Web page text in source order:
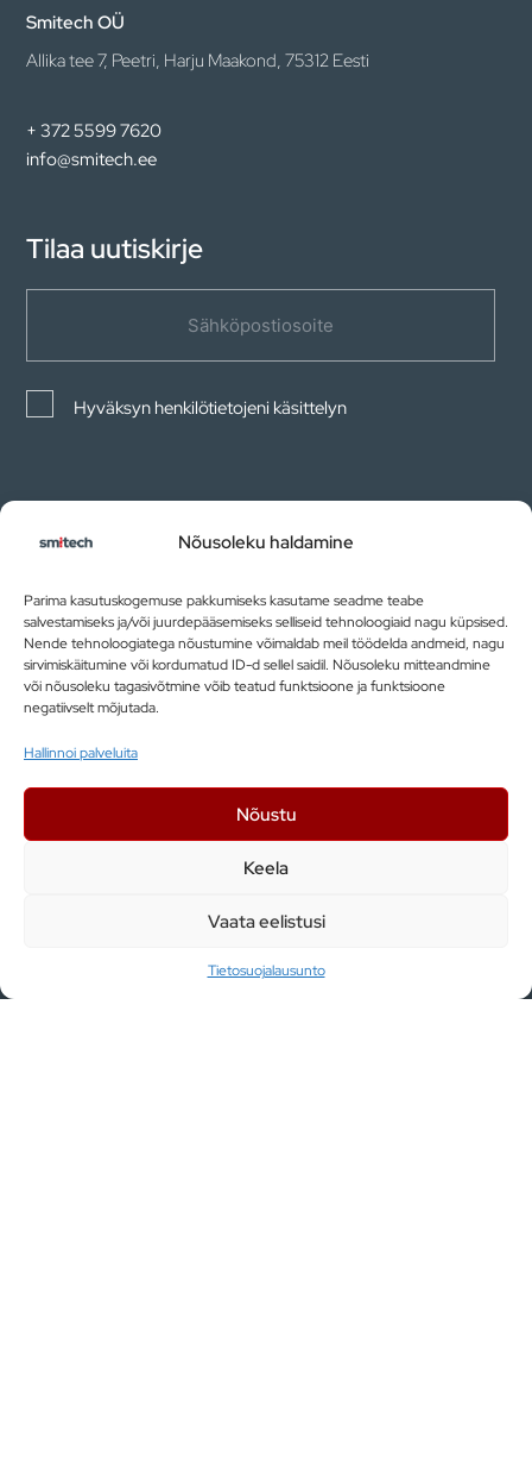
Nõusoleku haldamine
Parima kasutuskogemuse pakkumiseks kasutame seadme teabe
salvestamiseks ja/või juurdepääsemiseks selliseid tehnoloogiaid nagu küpsised.
Nende tehnoloogiatega nõustumine võimaldab meil töödelda andmeid, nagu
sirvimiskäitumine või kordumatud ID-d sellel saidil. Nõusoleku mitteandmine
või nõusoleku tagasivõtmine võib teatud funktsioone ja funktsioone
negatiivselt mõjutada.
Hallinnoi palveluita
Nõustu
Keela
Vaata eelistusi
Tietosuojalausunto
Smitech OÜ
Allika tee 7, Peetri, Harju Maakond, 75312 Eesti
+ 372 5599 7620
info@smitech.ee
Tilaa uutiskirje
Hyväksyn henkilötietojeni käsittelyn
LIITY